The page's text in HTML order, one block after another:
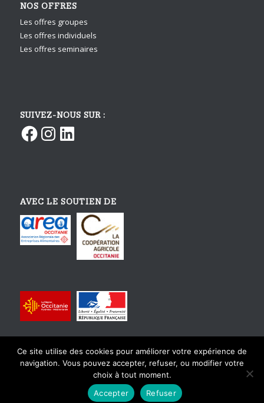
NOS OFFRES
Les offres groupes
Les offres individuels
Les offres seminaires
SUIVEZ-NOUS SUR :
FacebookInstagram
LinkedIn
AVEC LE SOUTIEN DE
© Copyright - Tourisme Gourmand En Occitanie - Design et intégration
Ce site utilise des cookies pour améliorer votre expérience de
navigation. Vous pouvez accepter, refuser, ou modifier votre
choix à tout moment.
Accepter
Refuser